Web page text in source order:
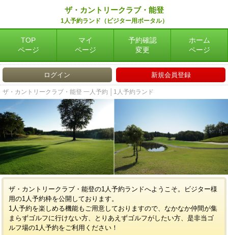
ザ・カントリークラブ・能登
1人予約ランド（ビジター用ポータル）
TOP
ページ
マイ
ページ
予約確認
変更
ホーム
ページ
ログイン 新規会員登録
ザ・カントリークラブ・能登 一人予約 │1人予約ランド
ザ・カントリークラブ・能登の1人予約ランドへようこそ。ビジター様
用の1人予約枠を公開しております。
1人予約を楽しめる機能もご用意しておりますので、なかなか仲間が集
まらずゴルフに行けない方、とりあえずゴルフがしたい方、是非当ゴ
ルフ場の1人予約をご利用ください！